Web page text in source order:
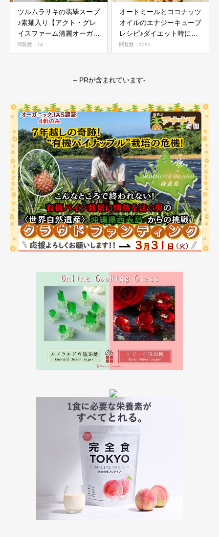
ツルムラサキの翡翠スープ
♪素麺入り【アクト・グレ
イスファーム清麗オーガニ
ック野菜活用レシピ】
閲覧数：74
オートミールとココナッツ
オイルのエナジーキューブ
レシピ♪ダイエット時にお
すすめ
閲覧数：1591
– PRが含まれています-